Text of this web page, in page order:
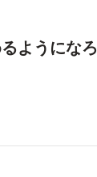
ようになろ